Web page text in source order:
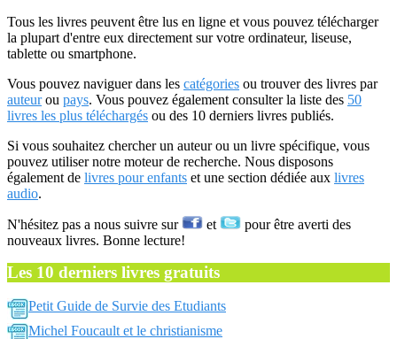
Tous les livres peuvent être lus en ligne et vous pouvez télécharger
la plupart d'entre eux directement sur votre ordinateur, liseuse,
tablette ou smartphone.
Vous pouvez naviguer dans les catégories ou trouver des livres par
auteurou pays. Vous pouvez également consulter la liste des 50
livres les plus téléchargés ou des 10 derniers livres publiés.
Si vous souhaitez chercher un auteur ou un livre spécifique, vous
pouvez utiliser notre moteur de recherche. Nous disposons
également de livres pour enfants et une section dédiée aux livres
audio.
N'hésitez pas a nous suivre sur et
pour être averti des
nouveaux livres. Bonne lecture!
Les 10 derniers livres gratuits
Petit Guide de Survie des Etudiants
Michel Foucault et le christianisme